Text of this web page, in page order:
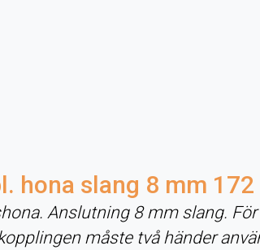
hona slang 8 mm 172
Anslutning 8 mm slang.
måste två händer